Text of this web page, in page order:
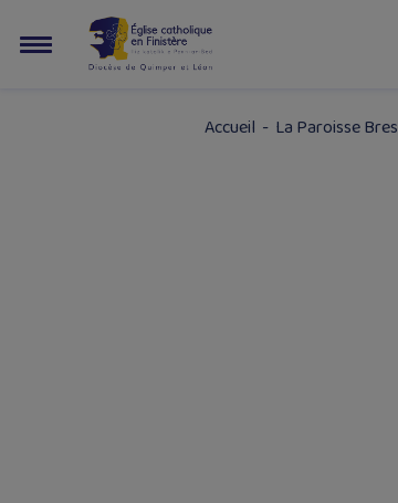
Accueil - La Paroisse